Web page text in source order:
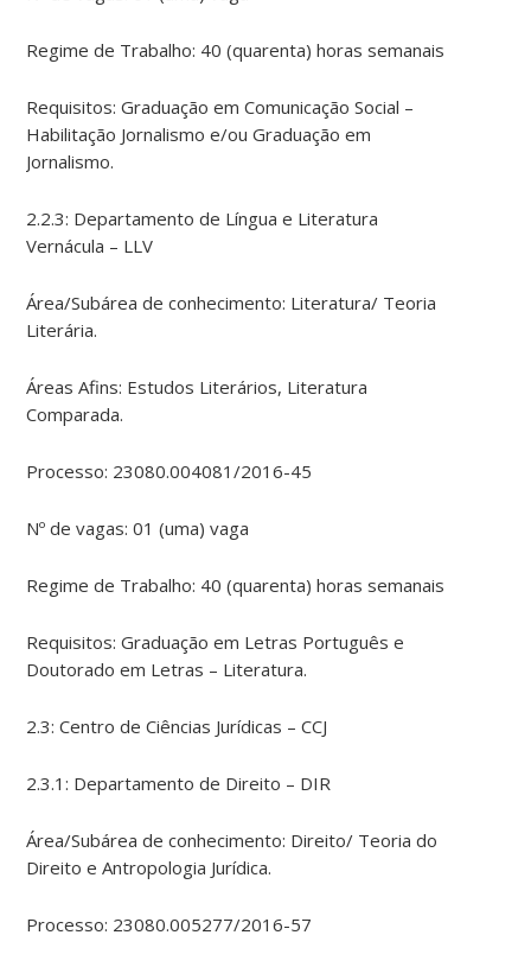
Regime de Trabalho: 40 (quarenta) horas semanais
Requisitos: Graduação em Comunicação Social –
Habilitação Jornalismo e/ou Graduação em
Jornalismo.
2.2.3: Departamento de Língua e Literatura
Vernácula – LLV
Área/Subárea de conhecimento: Literatura/ Teoria
Literária.
Áreas Afins: Estudos Literários, Literatura
Comparada.
Processo: 23080.004081/2016-45
Nº de vagas: 01 (uma) vaga
Regime de Trabalho: 40 (quarenta) horas semanais
Requisitos: Graduação em Letras Português e
Doutorado em Letras – Literatura.
2.3: Centro de Ciências Jurídicas – CCJ
2.3.1: Departamento de Direito – DIR
Área/Subárea de conhecimento: Direito/ Teoria do
Direito e Antropologia Jurídica.
Processo: 23080.005277/2016-57